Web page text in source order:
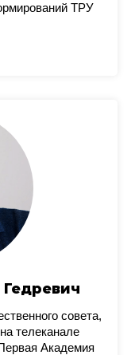
ТРУ
совета,
телеканале
Академия